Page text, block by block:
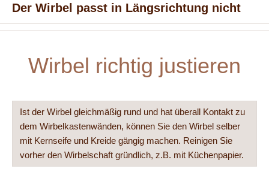
Der Wirbel passt in Längsrichtung nicht
Wirbel richtig justieren
Ist der Wirbel gleichmäßig rund und hat überall Kontakt zu
dem Wirbelkastenwänden, können Sie den Wirbel selber
mit Kernseife und Kreide gängig machen. Reinigen Sie
vorher den Wirbelschaft gründlich, z.B. mit Küchenpapier.